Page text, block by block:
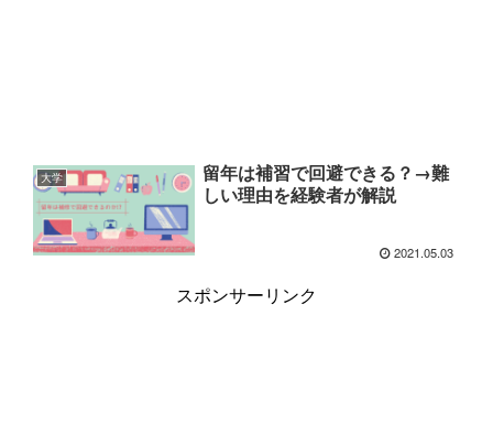
大学
留年は補習で回避できる？→難
しい理由を経験者が解説
2021.05.03
スポンサーリンク